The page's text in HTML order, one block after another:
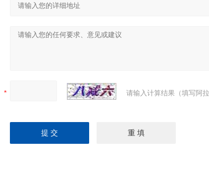
请输入计算结果（填写阿